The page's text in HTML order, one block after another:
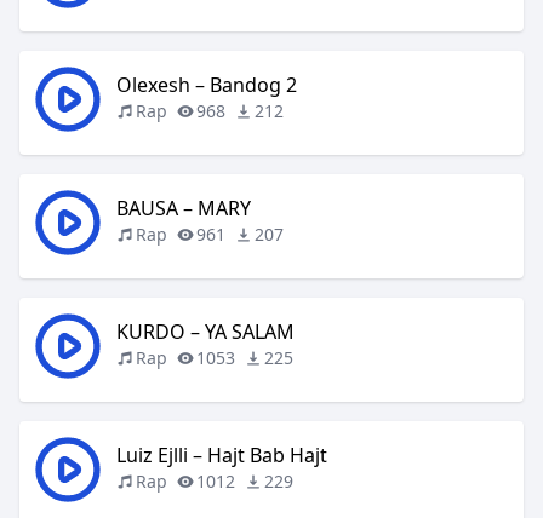
Olexesh – Bandog 2
Rap 968 212
BAUSA – MARY
Rap 961 207
KURDO – YA SALAM
Rap 1053 225
Luiz Ejlli – Hajt Bab Hajt
Rap 1012 229